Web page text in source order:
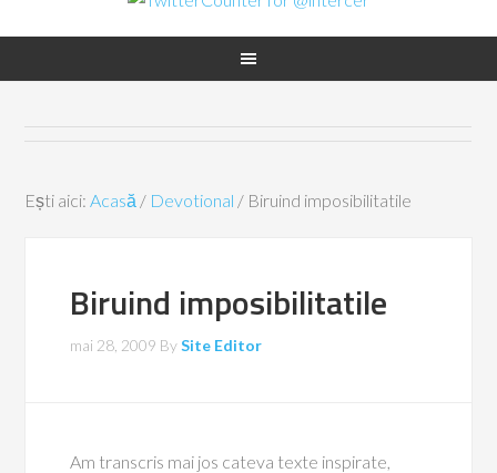
Ești aici: Acasă / Devotional / Biruind imposibilitatile
Biruind imposibilitatile
mai 28, 2009 BySite Editor
Am transcris mai jos cateva texte inspirate,